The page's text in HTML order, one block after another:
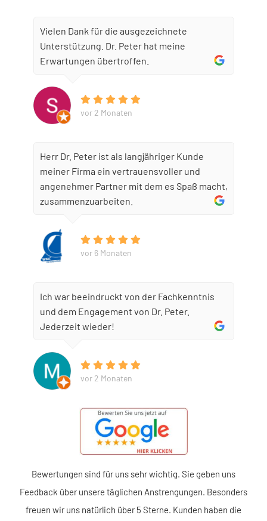
Vielen Dank für die ausgezeichnete
Unterstützung. Dr. Peter hat meine
Erwartungen übertroffen.
vor 2 Monaten
Herr Dr. Peter ist als langjähriger Kunde
meiner Firma ein vertrauensvoller und
angenehmer Partner mit dem es Spaß macht,
zusammenzuarbeiten.
vor 6 Monaten
Ich war beeindruckt von der Fachkenntnis
und dem Engagement von Dr. Peter.
Jederzeit wieder!
vor 2 Monaten
Bewertungen sind für uns sehr wichtig. Sie geben uns
Feedback über unsere täglichen Anstrengungen. Besonders
freuen wir uns natürlich über 5 Sterne. Kunden haben die